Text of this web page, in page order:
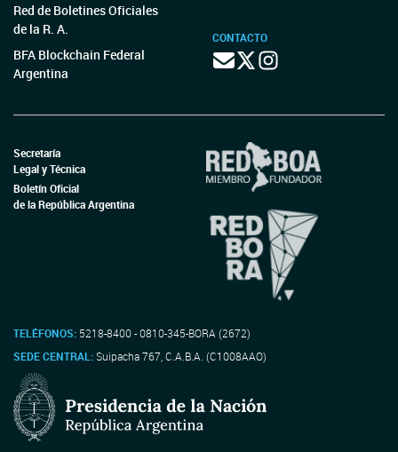
Red de Boletines Oficiales
de la R. A.
BFA Blockchain Federal
Argentina
CONTACTO
Secretaría
Legal y Técnica
Boletín Oficial
de la República Argentina
TELÉFONOS: 5218-8400 - 0810-345-BORA (2672)
SEDE CENTRAL:Suipacha 767, C.A.B.A. (C1008AAO)